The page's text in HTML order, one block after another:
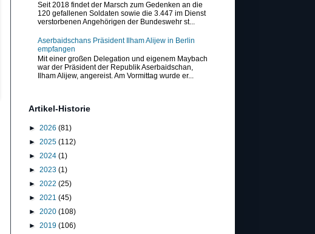
Seit 2018 findet der Marsch zum Gedenken an die
120 gefallenen Soldaten sowie die 3.447 im Dienst
verstorbenen Angehörigen der Bundeswehr st...
Aserbaidschans Präsident Ilham Alijew in Berlin
empfangen
Mit einer großen Delegation und eigenem Maybach
war der Präsident der Republik Aserbaidschan,
Ilham Alijew, angereist. Am Vormittag wurde er...
Artikel-Historie
► 2026 (81)
► 2025 (112)
► 2024 (1)
► 2023 (1)
► 2022 (25)
► 2021 (45)
► 2020 (108)
► 2019 (106)